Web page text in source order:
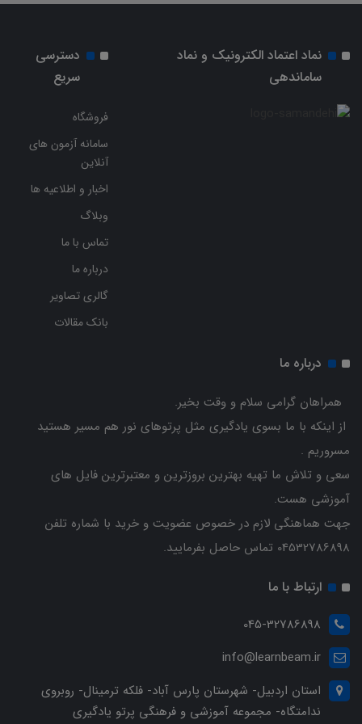
نماد اعتماد الکترونیک و نماد
ساماندهی
دسترسی
سریع
فروشگاه
سامانه آزمون های
آنلاین
اخبار و اطلاعیه ها
وبلاگ
تماس با ما
درباره ما
گالری تصاویر
بانک مقالات
درباره ما
همراهان گرامی سلام و وقت بخیر.
از اینکه با ما بسوی یادگیری مثل پرتوهای نور هم مسیر هستید
مسروریم .
سعی و تلاش ما تهیه بهترین بروزترین و معتبرترین فایل های
آموزشی هست.
جهت هماهنگی لازم در خصوص عضویت و خرید با شماره تلفن
04532786898 تماس حاصل بفرمایید.
ارتباط با ما
045-32786898
info@learnbeam.ir
استان اردبیل- شهرستان پارس آباد- فلکه ترمینال- روبروی
ندامتگاه- مجموعه آموزشی و فرهنگی پرتو یادگیری